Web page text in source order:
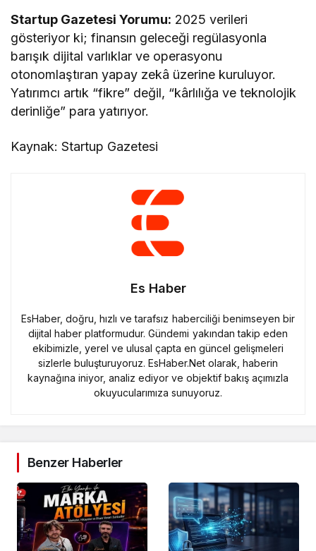
Startup Gazetesi Yorumu: 2025 verileri
gösteriyor ki; finansın geleceği regülasyonla
barışık dijital varlıklar ve operasyonu
otonomlaştıran yapay zekâ üzerine kuruluyor.
Yatırımcı artık “fikre” değil, “kârlılığa ve teknolojik
derinliğe” para yatırıyor.
Kaynak: Startup Gazetesi
Es Haber
EsHaber, doğru, hızlı ve tarafsız haberciliği benimseyen bir
dijital haber platformudur. Gündemi yakından takip eden
ekibimizle, yerel ve ulusal çapta en güncel gelişmeleri
sizlerle buluşturuyoruz. EsHaber.Net olarak, haberin
kaynağına iniyor, analiz ediyor ve objektif bakış açımızla
okuyucularımıza sunuyoruz.
Benzer Haberler